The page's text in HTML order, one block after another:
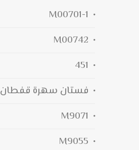
M00701-1
M00742
451
فستان سهرة قفطان MOB56
M9071
M9055